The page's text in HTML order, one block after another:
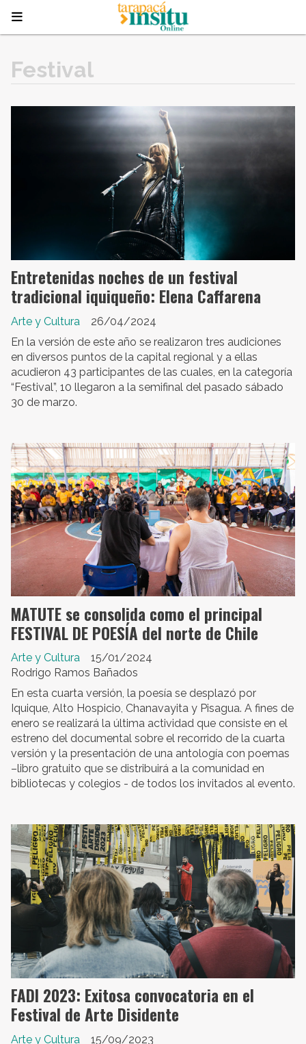
Festival
Entretenidas noches de un festival
tradicional iquiqueño: Elena Caffarena
Arte y Cultura
26/04/2024
En la versión de este año se realizaron tres audiciones
en diversos puntos de la capital regional y a ellas
acudieron 43 participantes de las cuales, en la categoría
“Festival”, 10 llegaron a la semifinal del pasado sábado
30 de marzo.
MATUTE se consolida como el principal
FESTIVAL DE POESÍA del norte de Chile
Rodrigo Ramos Bañados
Arte y Cultura 15/01/2024
En esta cuarta versión, la poesía se desplazó por
Iquique, Alto Hospicio, Chanavayita y Pisagua. A fines de
enero se realizará la última actividad que consiste en el
estreno del documental sobre el recorrido de la cuarta
versión y la presentación de una antología con poemas
–libro gratuito que se distribuirá a la comunidad en
bibliotecas y colegios - de todos los invitados al evento.
FADI 2023: Exitosa convocatoria en el
Festival de Arte Disidente
Arte y Cultura
15/09/2023